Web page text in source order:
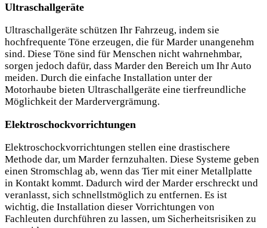
Ultraschallgeräte
Ultraschallgeräte schützen Ihr Fahrzeug, indem sie
hochfrequente Töne erzeugen, die für Marder unangenehm
sind. Diese Töne sind für Menschen nicht wahrnehmbar,
sorgen jedoch dafür, dass Marder den Bereich um Ihr Auto
meiden. Durch die einfache Installation unter der
Motorhaube bieten Ultraschallgeräte eine tierfreundliche
Möglichkeit der Mardervergrämung.
Elektroschockvorrichtungen
Elektroschockvorrichtungen stellen eine drastischere
Methode dar, um Marder fernzuhalten. Diese Systeme geben
einen Stromschlag ab, wenn das Tier mit einer Metallplatte
in Kontakt kommt. Dadurch wird der Marder erschreckt und
veranlasst, sich schnellstmöglich zu entfernen. Es ist
wichtig, die Installation dieser Vorrichtungen von
Fachleuten durchführen zu lassen, um Sicherheitsrisiken zu